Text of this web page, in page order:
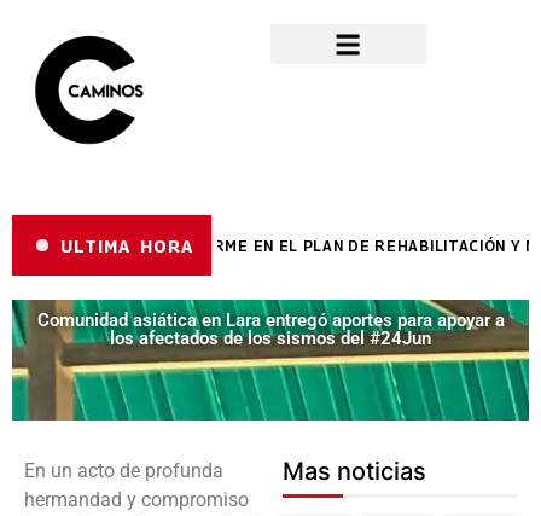
ULTIMA HORA
AVANZA A PASO FIRME EN EL PLAN DE REHABILITACIÓN Y
Comunidad asiática en Lara entregó aportes para apoyar a
los afectados de los sismos del #24Jun
En un acto de profunda
hermandad y compromiso
Mas noticias